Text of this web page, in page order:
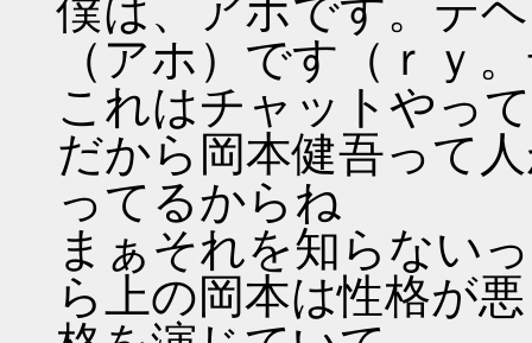
僕は、アホです。テ
（アホ）です（ｒｙ
これはチャットやっ
だから岡本健吾って
ってるからね
まぁそれを知らない
ら上の岡本は性格が